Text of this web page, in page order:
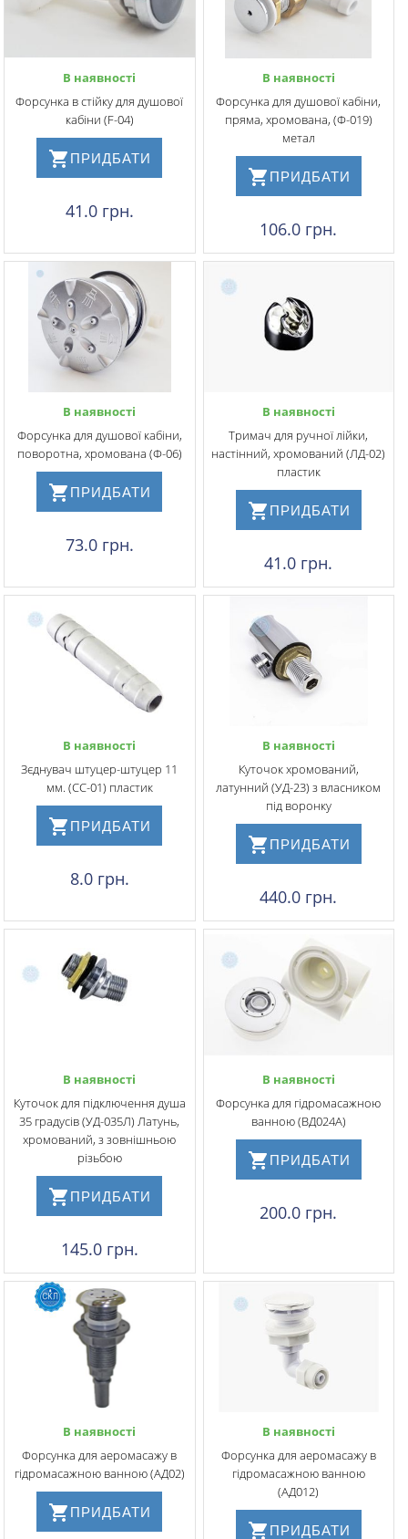
В наявності
Форсунка в стійку для душової
кабіни (F-04)
ПРИДБАТИ
41.0 грн.
В наявності
Форсунка для душової кабіни,
пряма, хромована, (Ф-019)
метал
ПРИДБАТИ
106.0 грн.
В наявності
Форсунка для душової кабіни,
поворотна, хромована (Ф-06)
ПРИДБАТИ
73.0 грн.
В наявності
Тримач для ручної лійки,
настінний, хромований (ЛД-02)
пластик
ПРИДБАТИ
41.0 грн.
В наявності
Зєднувач штуцер-штуцер 11
мм. (СС-01) пластик
ПРИДБАТИ
8.0 грн.
В наявності
Куточок хромований,
латунний (УД-23) з власником
під воронку
ПРИДБАТИ
440.0 грн.
В наявності
Куточок для підключення душа
35 градусів (УД-035Л) Латунь,
хромований, з зовнішньою
різьбою
ПРИДБАТИ
145.0 грн.
В наявності
Форсунка для гідромасажною
ванною (ВД024А)
ПРИДБАТИ
200.0 грн.
В наявності
Форсунка для аеромасажу в
гідромасажною ванною (АД02)
ПРИДБАТИ
В наявності
Форсунка для аеромасажу в
гідромасажною ванною
(АД012)
ПРИДБАТИ